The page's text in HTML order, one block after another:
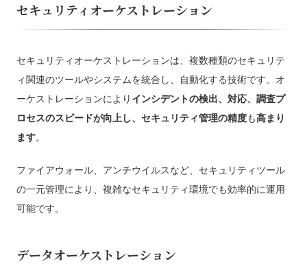
セキュリティオーケストレーション
セキュリティオーケストレーションは、複数種類のセキュリテ
ィ関連のツールやシステムを統合し、自動化する技術です。オ
ーケストレーションにより インシデントの検出、対応、調査プ
ロセスのスピードが向上し、セキュリティ管理の精度も高まり
ます。
ファイアウォール、アンチウイルスなど、セキュリティツール
の一元管理により、複雑なセキュリティ環境でも効率的に運用
可能です。
データオーケストレーション